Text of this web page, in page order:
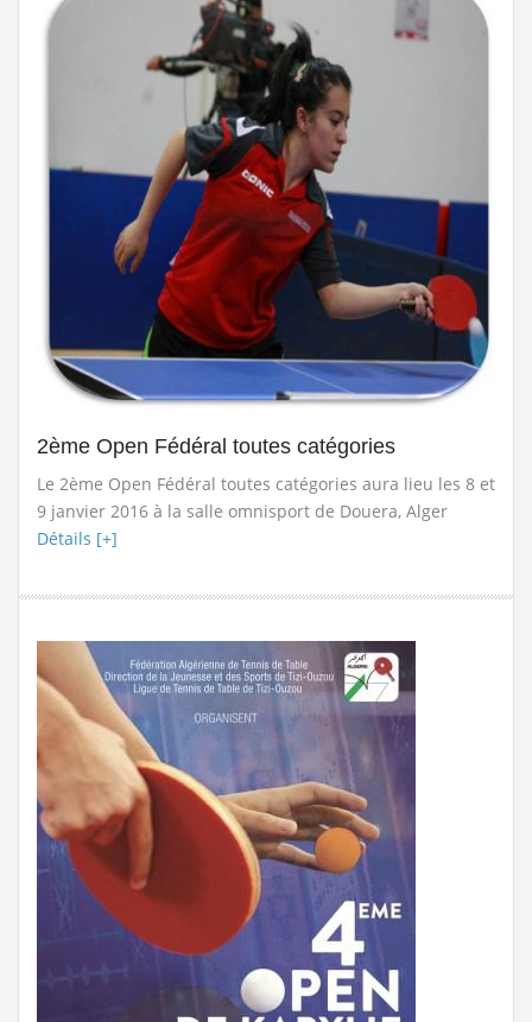
2ème Open Fédéral toutes catégories
Le 2ème Open Fédéral toutes catégories aura lieu les 8 et
9 janvier 2016 à la salle omnisport de Douera, Alger
Détails [+]